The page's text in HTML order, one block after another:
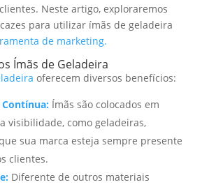
Neste artigo, exploraremos
para utilizar ímãs de geladeira
de marketing.
Ímãs de Geladeira
oferecem diversos benefícios:
Ímãs são colocados em
visibilidade, como geladeiras,
sua marca esteja sempre presente
clientes.
Diferente de outros materiais